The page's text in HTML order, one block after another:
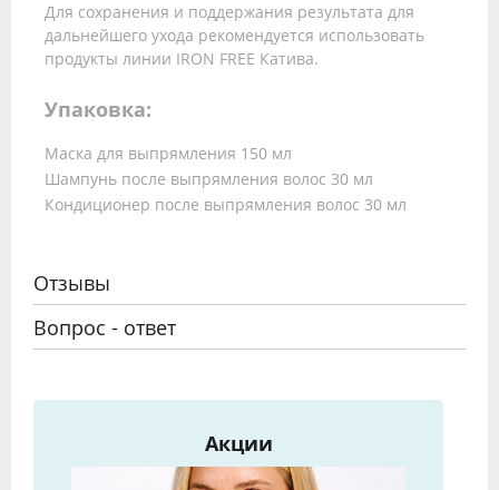
Для сохранения и поддержания результата для
дальнейшего ухода рекомендуется использовать
продукты линии IRON FREE Катива.
Упаковка:
Маска для выпрямления 150 мл
Шампунь после выпрямления волос 30 мл
Кондиционер после выпрямления волос 30 мл
Отзывы
Вопрос - ответ
Акции